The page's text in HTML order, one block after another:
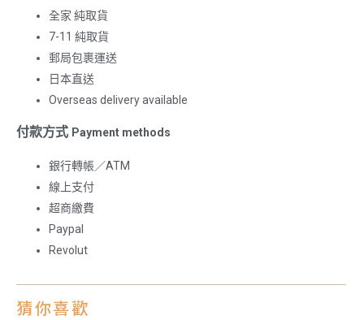
全家 純取貨
7-11 純取貨
郵局包裹運送
日本直送
Overseas delivery available
付款方式 Payment methods
銀行轉帳／ATM
線上支付
超商繳費
Paypal
Revolut
猜你喜歡